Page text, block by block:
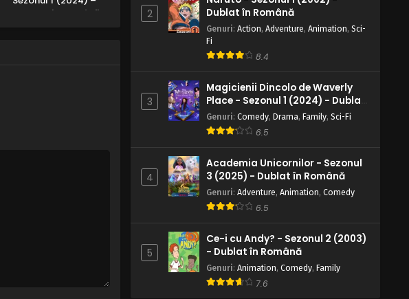
Subtitrat în Română
Eps 10 - Prieteni și dușmani - 13 April, 2025
Episodul 9 – Secretul din adâncul
13 April, 2025
Galactik Football – Sezonul 3
Episodul 8 – Cealaltă parte a
April, 2025
Galactik Football – Sezonul 3
Episodul 7 – Tați și fii
Galactik Football – Sezonul 3
Episodul 6 – Spectacolul poate
începe
Eps 6 - Spectacolul poate începe - 13 April,
2
Dublat în Română
Genuri: Action, Adventure, Animation, Sci-
Fi
8.4
3
Magicienii Dincolo de Waverly
Place - Sezonul 1 (2024) - Dublat
în Română
Genuri: Comedy, Drama, Family, Sci-Fi
6.5
4
Academia Unicornilor - Sezonul
3 (2025) - Dublat în Română
Genuri: Adventure, Animation, Comedy
6.5
5
Ce-i cu Andy? - Sezonul 2 (2003)
- Dublat în Română
Genuri: Animation, Comedy, Family
7.6